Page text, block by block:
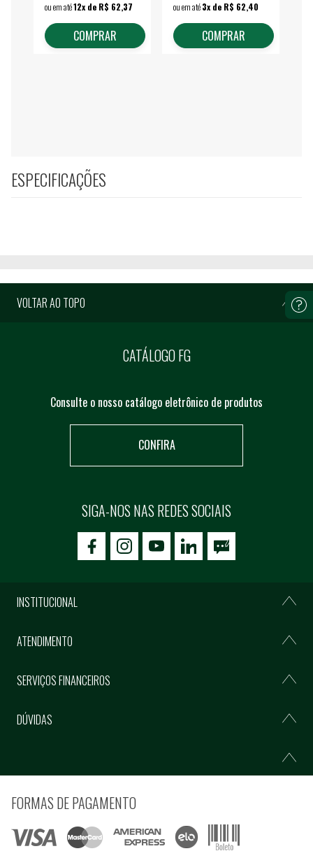
ou em até12x de R$ 62,37
COMPRAR
ou em até3x de R$ 62,40
COMPRAR
ESPECIFICAÇÕES
VOLTAR AO TOPO
CATÁLOGO FG
Consulte o nosso catálogo eletrônico de produtos
CONFIRA
SIGA-NOS NAS REDES SOCIAIS
icon-facebookicon-social02icon-social03
INSTITUCIONAL
ATENDIMENTO
SERVIÇOS FINANCEIROS
DÚVIDAS
FORMAS DE PAGAMENTO